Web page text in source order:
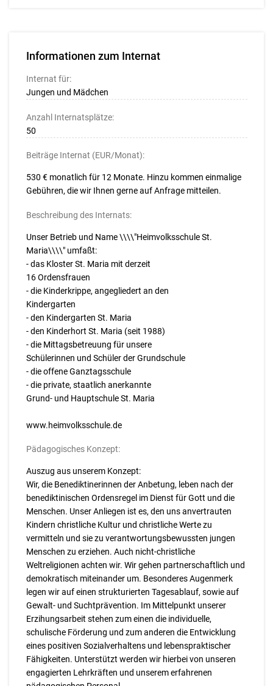
Informationen zum Internat
Internat für:
Jungen und Mädchen
Anzahl Internatsplätze:
50
Beiträge Internat (EUR/Monat):
530 € monatlich für 12 Monate. Hinzu kommen einmalige
Gebühren, die wir Ihnen gerne auf Anfrage mitteilen.
Beschreibung des Internats:
Unser Betrieb und Name \\\\"Heimvolksschule St.
Maria\\\\" umfaßt:
- das Kloster St. Maria mit derzeit
16 Ordensfrauen
- die Kinderkrippe, angegliedert an den
Kindergarten
- den Kindergarten St. Maria
- den Kinderhort St. Maria (seit 1988)
- die Mittagsbetreuung für unsere
Schülerinnen und Schüler der Grundschule
- die offene Ganztagsschule
- die private, staatlich anerkannte
Grund- und Hauptschule St. Maria
www.heimvolksschule.de
Pädagogisches Konzept:
Auszug aus unserem Konzept:
Wir, die Benediktinerinnen der Anbetung, leben nach der
benediktinischen Ordensregel im Dienst für Gott und die
Menschen. Unser Anliegen ist es, den uns anvertrauten
Kindern christliche Kultur und christliche Werte zu
vermitteln und sie zu verantwortungsbewussten jungen
Menschen zu erziehen. Auch nicht-christliche
Weltreligionen achten wir. Wir gehen partnerschaftlich und
demokratisch miteinander um. Besonderes Augenmerk
legen wir auf einen strukturierten Tagesablauf, sowie auf
Gewalt- und Suchtprävention. Im Mittelpunkt unserer
Erzihungsarbeit stehen zum einen die individuelle,
schulische Förderung und zum anderen die Entwicklung
eines positiven Sozialverhaltens und lebenspraktischer
Fähigkeiten. Unterstützt werden wir hierbei von unseren
engagierten Lehrkräften und unserem erfahrenen